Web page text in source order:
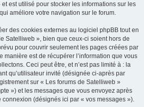
est utilisé pour stocker les informations sur les
améliore votre navigation sur le forum.
des cookies externes au logiciel phpBB tout en
Satelliweb », bien que ceux-ci soient hors de
pour couvrir seulement les pages créées par
manière est de récupérer l’information que vous
Ceci peut être, et n’est pas limité à : la
qu’utilisateur invité (désignée ci-après par
sur « Les forums de Satelliweb »
») et les messages que vous envoyez après
connexion (désignés ici par « vos messages »).